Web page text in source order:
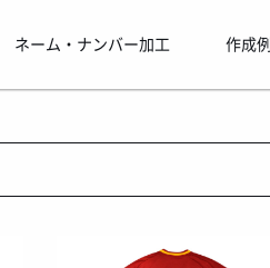
ネーム・ナンバー加工 作成例